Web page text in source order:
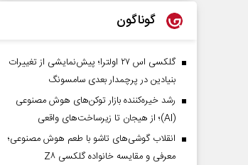
گوناگون
گلکسی اس ۲۷ اولترا؛ پیش‌نمایشی از تغییرات
بنیادین در پرچمدار بعدی سامسونگ
رشد خیره‌کننده بازار توکن‌های هوش مصنوعی
(AI)؛ از هیجان تا زیرساخت‌های واقعی
انقلاب گوشی‌های تاشو‌ با طعم هوش مصنوعی؛
معرفی و مقایسه خانواده گلکسی Z۸